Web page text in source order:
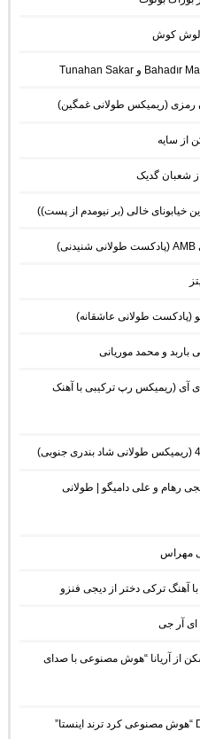
از سایه
شعبان گدیک
خیابونای خالی (بر نیومدم از پست))
آی (ریمیکس رپ ترکیبی با آهنک
ریمیکس موزیک باکس 43 از دیجی رهام و علی دامیگو | طولانی
آهنگ ترکی دختر از دیجی فنزو
ای آر جی
از آریانا “هوش مصنوعی با صدای